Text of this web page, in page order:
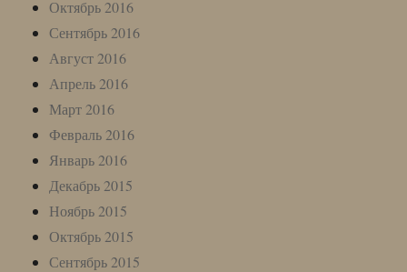
Октябрь 2016
Сентябрь 2016
Август 2016
Апрель 2016
Март 2016
Февраль 2016
Январь 2016
Декабрь 2015
Ноябрь 2015
Октябрь 2015
Сентябрь 2015